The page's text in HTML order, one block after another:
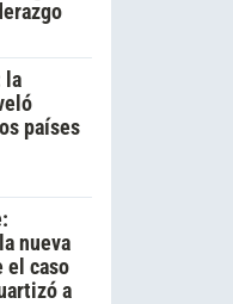
la
países
nueva
el caso
a